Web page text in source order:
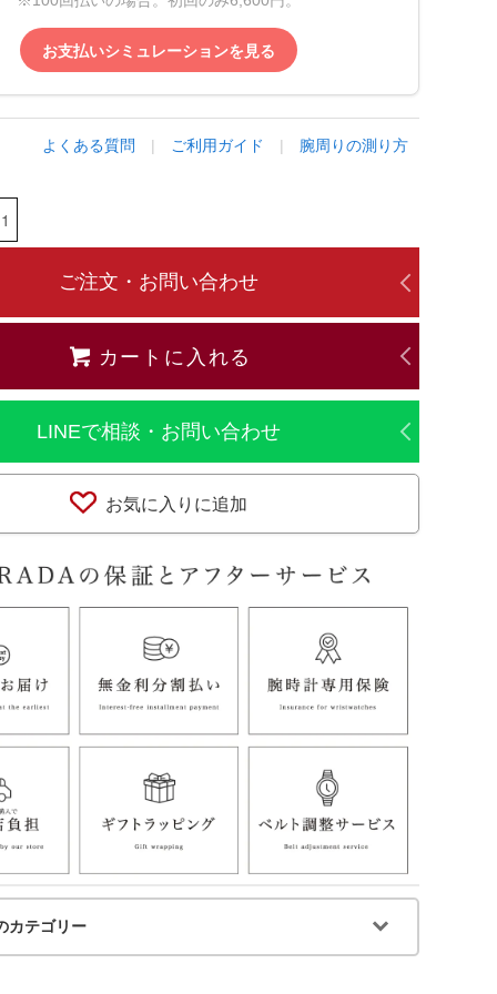
お支払いシミュレーションを見る
よくある質問 | ご利用ガイド | 腕周りの測り方
ご注文・お問い合わせ
カートに入れる
LINEで相談・お問い合わせ
お気に入りに追加
カテゴリー